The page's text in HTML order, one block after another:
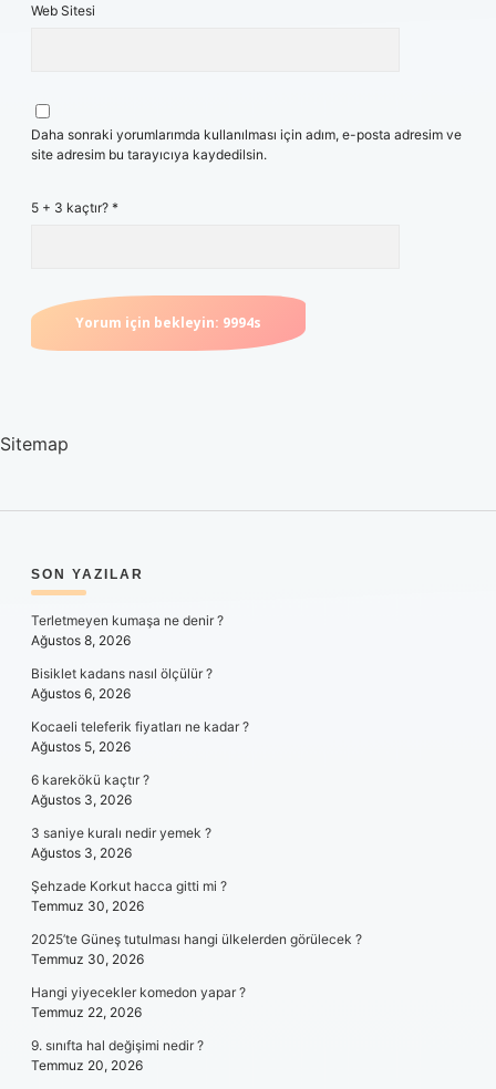
Web Sitesi
Daha sonraki yorumlarımda kullanılması için adım, e-posta adresim ve
site adresim bu tarayıcıya kaydedilsin.
5 + 3 kaçtır? *
Sitemap
SIDEBAR
SON YAZILAR
Terletmeyen kumaşa ne denir ?
Ağustos 8, 2026
Bisiklet kadans nasıl ölçülür ?
Ağustos 6, 2026
Kocaeli teleferik fiyatları ne kadar ?
Ağustos 5, 2026
6 karekökü kaçtır ?
Ağustos 3, 2026
3 saniye kuralı nedir yemek ?
Ağustos 3, 2026
Şehzade Korkut hacca gitti mi ?
Temmuz 30, 2026
2025’te Güneş tutulması hangi ülkelerden görülecek ?
Temmuz 30, 2026
Hangi yiyecekler komedon yapar ?
Temmuz 22, 2026
9. sınıfta hal değişimi nedir ?
Temmuz 20, 2026